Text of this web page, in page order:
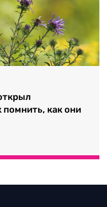
помнить, как они